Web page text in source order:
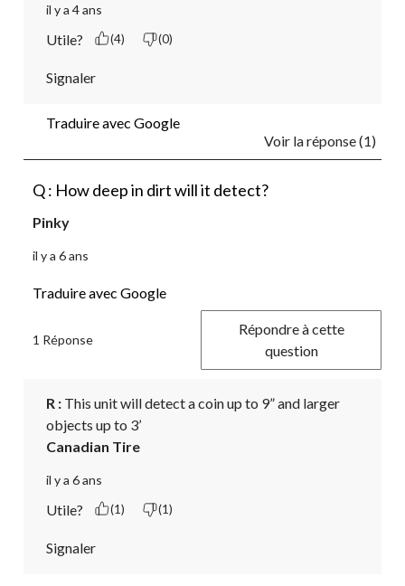
il y a 4 ans
Utile? (4) (0)
Signaler
Traduire avec Google
Voir la réponse (1)
Q : How deep in dirt will it detect?
Pinky
il y a 6 ans
Traduire avec Google
1 Réponse
Répondre à cette
question
R : This unit will detect a coin up to 9” and larger
objects up to 3’
Canadian Tire
il y a 6 ans
Utile? (1) (1)
Signaler